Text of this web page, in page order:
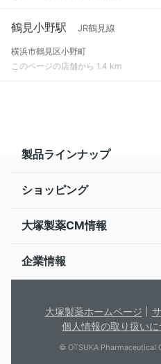
鶴見小野駅 JR鶴見線
横浜市鶴見区小野町
このページの店舗から 1.4 km
製品ラインナップ
ショッピング
大塚製薬CM情報
企業情報
大塚製薬ホームページ
個人情報の取り扱いに
© OTSUKA Pharmaceutical